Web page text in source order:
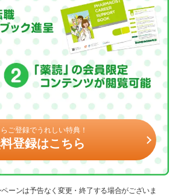
ご登録でうれしい特典！
登録はこちら
ーンは予告なく変更・終了する場合がございま